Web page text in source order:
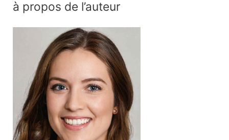
h
à propos de l’auteur